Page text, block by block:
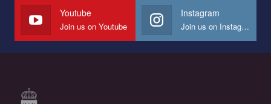
СОГИ в Украине.
Все, что вам нужно сделать - это зайти на наш канал YouTube
по этой ссылке и поставить лайк под видео.
Youtube
Join us on Youtube
Instagram
Join us on Instagram